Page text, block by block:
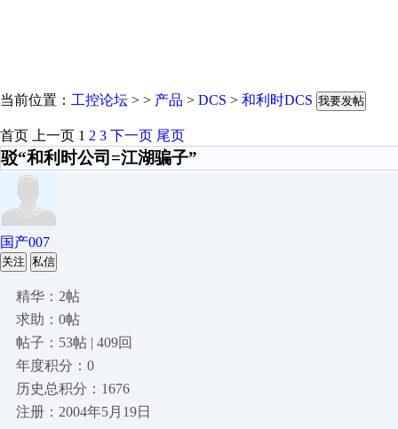
当前位置： 工控论坛 > > 产品 > DCS > 和利时DCS 我要发帖
首页 上一页 1 2 3 下一页 尾页
驳“和利时公司=江湖骗子”
国产007
关注 私信
精华：2帖
求助：0帖
帖子：53帖 | 409回
年度积分：0
历史总积分：1676
注册：2004年5月19日